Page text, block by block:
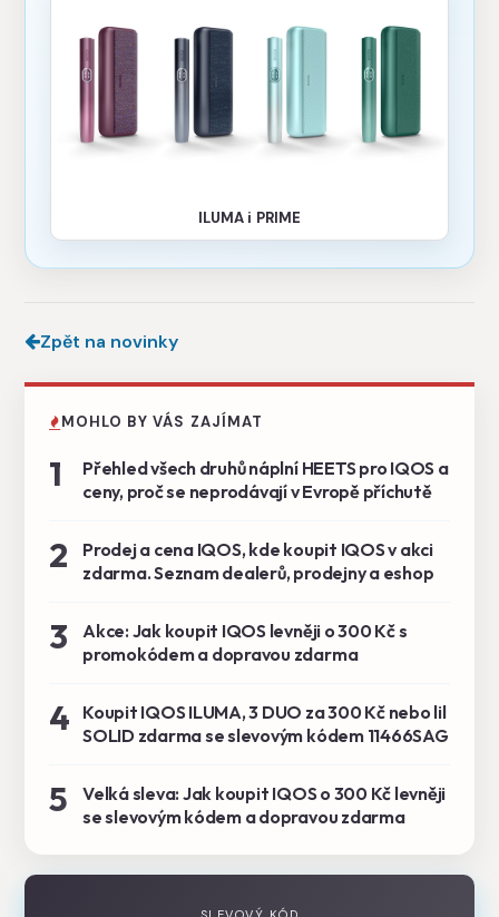
ILUMA i PRIME
Zpět na novinky
MOHLO BY VÁS ZAJÍMAT
1
Přehled všech druhů náplní HEETS pro IQOS a
ceny, proč se neprodávají v Evropě příchutě
2
Prodej a cena IQOS, kde koupit IQOS v akci
zdarma. Seznam dealerů, prodejny a eshop
3
Akce: Jak koupit IQOS levněji o 300 Kč s
promokódem a dopravou zdarma
4
Koupit IQOS ILUMA, 3 DUO za 300 Kč nebo lil
SOLID zdarma se slevovým kódem 11466SAG
5
Velká sleva: Jak koupit IQOS o 300 Kč levněji
se slevovým kódem a dopravou zdarma